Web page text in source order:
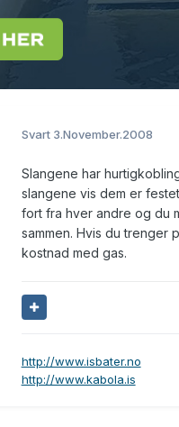
Svart 3.November.2008
Slangene har
slangene vis dem er
fort fra hver andre og du
sammen. Hvis du trenger
kostnad med gas.
http://www.isbater.no
http://www.kabola.is